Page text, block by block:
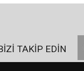
TAKİP EDİN